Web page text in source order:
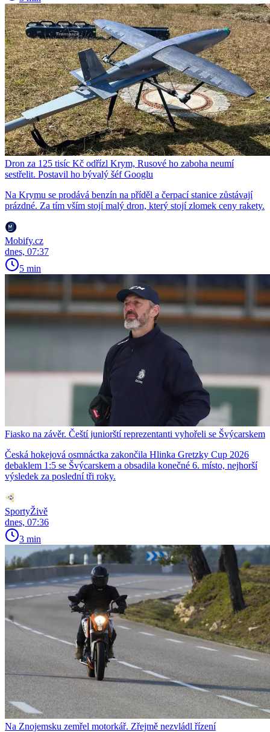
Dron za 125 tisíc Kč odřízl Krym, Rusové ho zaboha neumí
sestřelit. Postavil ho bývalý šéf Googlu
Na Krymu se prodává benzín na příděl a čerpací stanice zůstávají
prázdné. Za tím vším stojí malý dron, který stojí zlomek ceny rakety.
Mobify.cz
dnes, 07:37
5 min
Fiasko na závěr. Čeští juniorští reprezentanti vyhořeli se Švýcarskem
Česká hokejová osmnáctka zakončila Hlinka Gretzky Cup 2026
debaklem 1:5 se Švýcarskem a obsadila konečné 6. místo, nejhorší
výsledek za poslední tři roky.
SportyŽivě
dnes, 07:36
3 min
Na Znojemsku zemřel motorkář. Zřejmě nezvládl řízení